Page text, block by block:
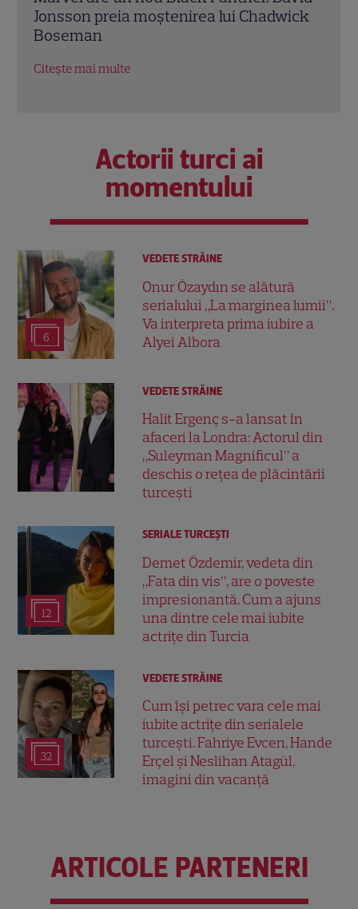
Universul Marvel. Anunțul făcut la
Comic-Con i-a entuziasmat pe fani
Citește mai multe
Actorii turci ai
momentului
6
VEDETE STRĂINE
Onur Özaydın se alătură
serialului „La marginea lumii”.
Va interpreta prima iubire a
Alyei Albora
VEDETE STRĂINE
Halit Ergenç s-a lansat în
afaceri la Londra: Actorul din
„Suleyman Magnificul” a
deschis o rețea de plăcintării
turcești
12
SERIALE TURCEŞTI
Demet Özdemir, vedeta din
„Fata din vis”, are o poveste
impresionantă. Cum a ajuns
una dintre cele mai iubite
actrițe din Turcia
32
VEDETE STRĂINE
Cum își petrec vara cele mai
iubite actrițe din serialele
turcești. Fahriye Evcen, Hande
Erçel și Neslihan Atagül,
imagini din vacanță
ARTICOLE PARTENERI